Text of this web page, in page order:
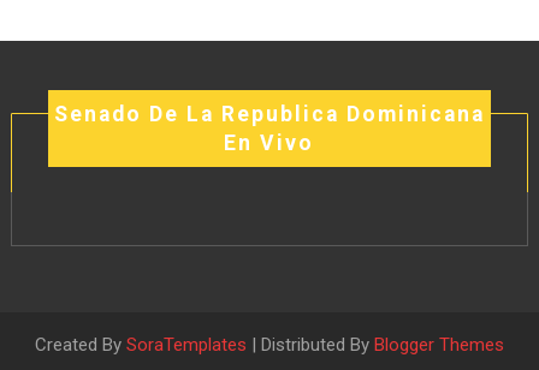
Senado De La Republica Dominicana
En Vivo
Created By SoraTemplates | Distributed By Blogger Themes